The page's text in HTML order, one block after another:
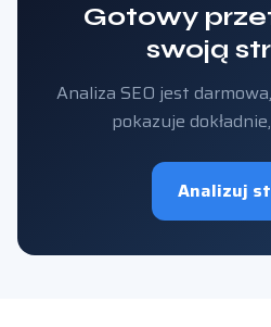
Gotowy
swoją
Analiza SEO jest
pokazuje
Analizuj